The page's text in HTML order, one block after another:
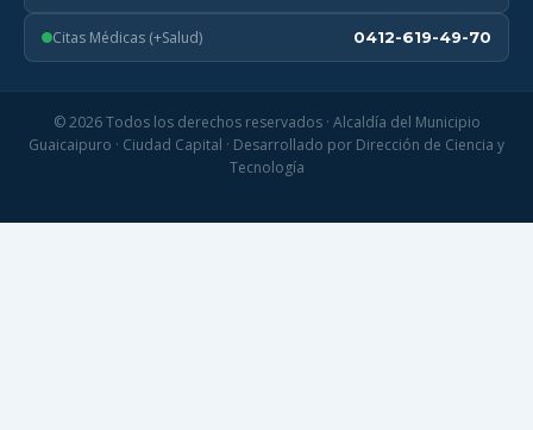
Citas Médicas (+Salud) 0412-619-49-70
© 2026 Todos los derechos reservados · Alcaldía del Municipio
Guaicaipuro · Ciudad Capital · Desarrollado por Dirección de Ciencia y
Tecnología